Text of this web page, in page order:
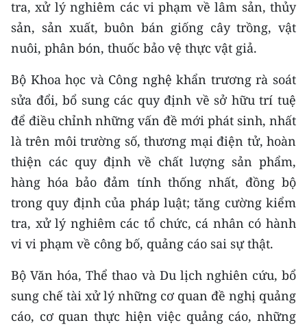
tra, xử lý nghiêm các vi phạm về lâm sản, thủy
sản, sản xuất, buôn bán giống cây trồng, vật
nuôi, phân bón, thuốc bảo vệ thực vật giả.
Bộ Khoa học và Công nghệ khẩn trương rà soát
sửa đổi, bổ sung các quy định về sở hữu trí tuệ
để điều chỉnh những vấn đề mới phát sinh, nhất
là trên môi trường số, thương mại điện tử, hoàn
thiện các quy định về chất lượng sản phẩm,
hàng hóa bảo đảm tính thống nhất, đồng bộ
trong quy định của pháp luật; tăng cường kiểm
tra, xử lý nghiêm các tổ chức, cá nhân có hành
vi vi phạm về công bố, quảng cáo sai sự thật.
Bộ Văn hóa, Thể thao và Du lịch nghiên cứu, bổ
sung chế tài xử lý những cơ quan đề nghị quảng
cáo, cơ quan thực hiện việc quảng cáo, những